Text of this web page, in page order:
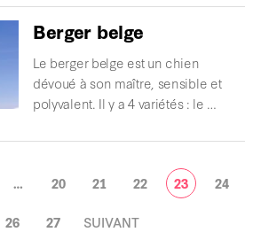
Berger belge
Le berger belge est un chien
dévoué à son maître, sensible et
polyvalent. Il y a 4 variétés : le …
… 20 21 22 23 24
26 27 SUIVANT